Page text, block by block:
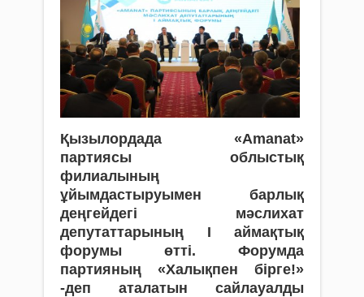
Қызылордада «Аmanat»
партиясы облыстық
филиалының
ұйымдастыруымен барлық
деңгейдегі мәслихат
депутаттарының І аймақтық
форумы өтті. Форумда
партияның «Халықпен бірге!»
-деп аталатын сайлауалды